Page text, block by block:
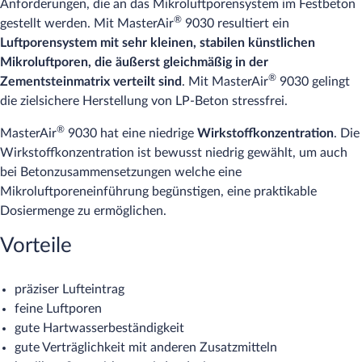
Anforderungen, die an das Mikroluftporensystem im Festbeton
gestellt werden. Mit MasterAir® 9030 resultiert ein
Luftporensystem mit sehr kleinen, stabilen künstlichen
Mikroluftporen, die äußerst gleichmäßig in der
Zementsteinmatrix verteilt sind . Mit MasterAir® 9030 gelingt
die zielsichere Herstellung von LP-Beton stressfrei.
MasterAir® 9030 hat eine niedrige Wirkstoffkonzentration. Die
Wirkstoffkonzentration ist bewusst niedrig gewählt, um auch
bei Betonzusammensetzungen welche eine
Mikroluftporeneinführung begünstigen, eine praktikable
Dosiermenge zu ermöglichen.
Vorteile
präziser Lufteintrag
feine Luftporen
gute Hartwasserbeständigkeit
gute Verträglichkeit mit anderen Zusatzmitteln